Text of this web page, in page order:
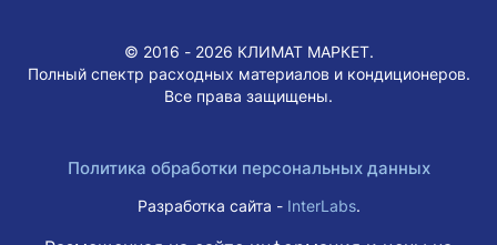
© 2016 - 2026 КЛИМАТ МАРКЕТ.
Полный спектр расходных материалов и кондиционеров.
Все права защищены.
Политика обработки персональных данных
Разработка сайта - InterLabs.